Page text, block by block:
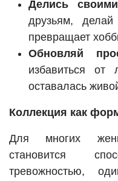
Делись
друзьям,
превращает
Обновляй
избавиться от
оставалась
Коллекция как
Для многих
становится
тревожностью,